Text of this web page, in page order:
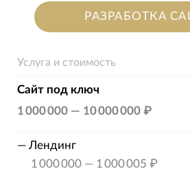
РАЗРАБОТКА
Услуга и стоимость
Сайт под ключ
1 000 000— 10 000 000 ₽
— Лендинг
1 000 000— 1 000 005 ₽